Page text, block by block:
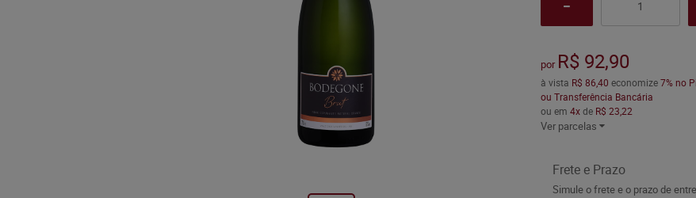
por R$ 92,90
à vista R$ 86,40 economize7% no
ou Transferência Bancária
ou em 4xde R$ 23,22
Ver parcelas
Frete e Prazo
Simule o frete e o prazo de